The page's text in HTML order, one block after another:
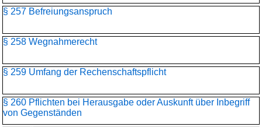
§ 257 Befreiungsanspruch
§ 258 Wegnahmerecht
§ 259 Umfang der Rechenschaftspflicht
§ 260 Pflichten bei Herausgabe oder Auskunft über Inbegriff
von Gegenständen